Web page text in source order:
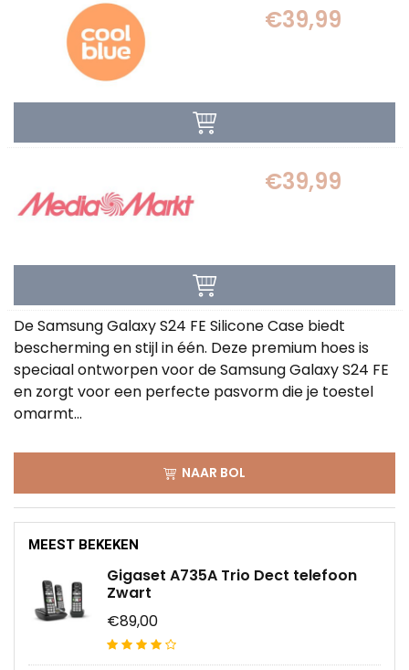
€39,99
€39,99
De Samsung Galaxy S24 FE Silicone Case biedt
bescherming en stijl in één. Deze premium hoes is
speciaal ontworpen voor de Samsung Galaxy S24 FE
en zorgt voor een perfecte pasvorm die je toestel
omarmt...
NAAR BOL
MEEST BEKEKEN
Gigaset A735A Trio Dect telefoon
Zwart
€89,00